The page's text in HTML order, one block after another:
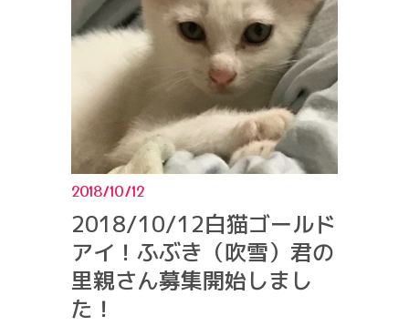
2018/10/12
2018/10/12白猫ゴールド
アイ！ふぶき（吹雪）君の
里親さん募集開始しまし
た！